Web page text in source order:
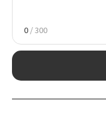
0 / 300